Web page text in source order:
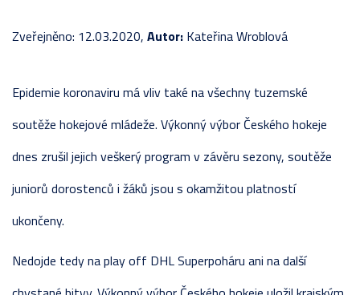
Zveřejněno: 12.03.2020, Autor: Kateřina Wroblová
Epidemie koronaviru má vliv také na všechny tuzemské
soutěže hokejové mládeže. Výkonný výbor Českého hokeje
dnes zrušil jejich veškerý program v závěru sezony, soutěže
juniorů dorostenců i žáků jsou s okamžitou platností
ukončeny.
Nedojde tedy na play off DHL Superpoháru ani na další